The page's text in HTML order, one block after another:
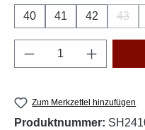
40 41 42 43
Produkt Anzahl:
Zum Merkzettel hinzufügen
Produktnummer: